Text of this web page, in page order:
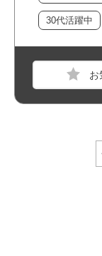
30代活躍中